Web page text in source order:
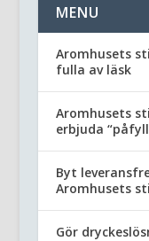
MENU
Aromhusets
fulla av läsk
Aromhusets
erbjuda
Byt
Aromhusets
Gör